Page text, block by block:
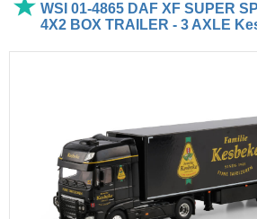
WSI 01-4865 DAF XF SUPER
4X2 BOX TRAILER - 3 AXLE